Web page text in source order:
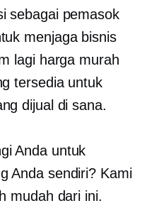
sebagai pemasok
menjaga bisnis
lagi harga murah
tersedia untuk
dijual di sana.
Anda untuk
Anda sendiri? Kami
mudah dari ini.